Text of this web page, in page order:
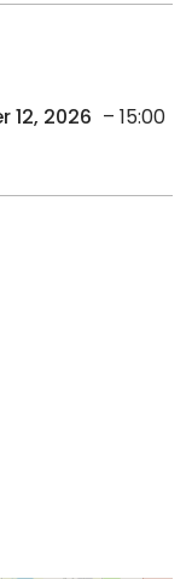
12, 2026 – 15:00